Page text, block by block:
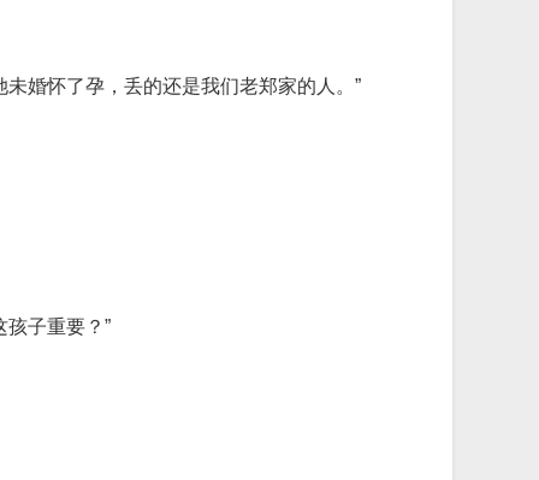
婚怀了孕，丢的还是我们老郑家的人。”
子重要？”